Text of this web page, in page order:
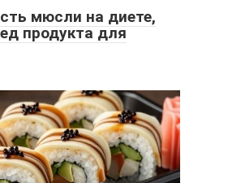
мюсли на диете,
продукта для